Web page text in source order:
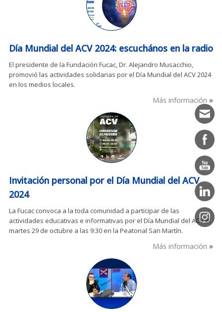
Día Mundial del ACV 2024: escuchános en la radio
El presidente de la Fundación Fucac, Dr. Alejandro Musacchio,
promovió las actividades solidarias por el Día Mundial del ACV 2024
en los medios locales.
Más información
Invitación personal por el Día Mundial del ACV
2024
La Fucac convoca a la toda comunidad a participar de las
actividades educativas e informativas por el Día Mundial del ACV el
martes 29 de octubre a las 9:30 en la Peatonal San Martín.
Más información